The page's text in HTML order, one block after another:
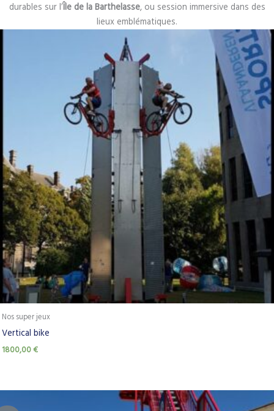
durables sur l’Île de la Barthelasse, ou session immersive dans des
lieux emblématiques.
Nos super jeux
Vertical bike
1800,00€